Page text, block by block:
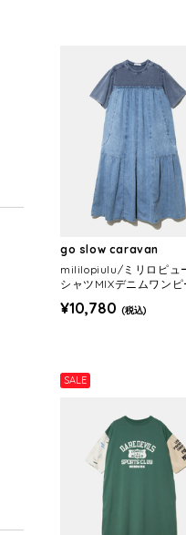
go slow caravan
mililopiulu/ミリロピュ
シャツMIXデニムワンピ
¥10,780 (税込)
SALE